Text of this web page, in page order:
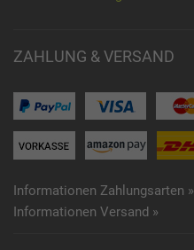
ZAHLUNG & VERSAND
Informationen Zahlungsarten »
Informationen Versand »